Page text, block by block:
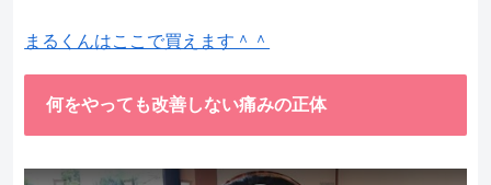
まるくんはここで買えます＾＾
何をやっても改善しない痛みの正体